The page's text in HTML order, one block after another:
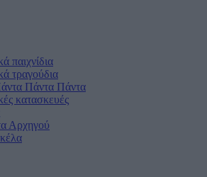
παιχνίδια
τραγούδια
Πάντα Πάντα
κατασκευές
Αρχηγού